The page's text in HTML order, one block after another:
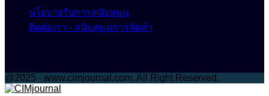
นโยบายรับการสนับสนุน
ติดต่อเรา - สนับสนุนการจัดทำ
@2025 - www.cimjournal.com. All Right Reserved.